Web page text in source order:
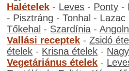
Halételek - Leves - Ponty -
- Pisztráng -Tonhal - Lazac
Tőkehal - Szardínia -
Vallási receptek -Zsidó
ételek - Krisna ételek -
Vegetáriánus ételek -